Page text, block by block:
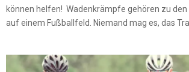
können helfen! Wadenkrämpfe gehören zu den
auf einem Fußballfeld. Niemand mag es, das